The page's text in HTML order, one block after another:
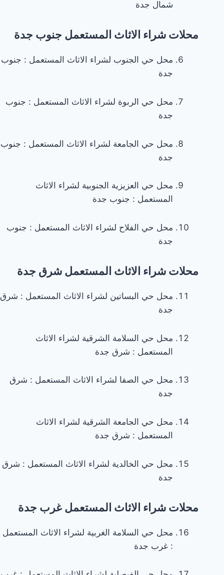
مستعملة
جدة
للإيجار
إخفاء
function()
=
document.querySelectorAll('.custom-
wrapper');
const
=
const
hideBtn
el.querySelector('.hide-
moreTags
=
tags');
hideBtn
moreTags)
{
شمال جدة
محلات شراء الاثاث المستعمل جنوب جدة
محل حي الجنوب لشراء الاثاث المستعمل : جنوب
جدة
محل حي الربوة لشراء الاثاث المستعمل : جنوب
جدة
محل حي الجامعة لشراء الاثاث المستعمل : جنوب
جدة
محل حي العزيزية الجنوبية لشراء الاثاث
المستعمل : جنوب جدة
محل حي الفلاح لشراء الاثاث المستعمل : جنوب
جدة
محلات شراء الاثاث المستعمل شرق جدة
محل حي البساتين لشراء الاثاث المستعمل : شرق
جدة
محل حي السلامة الشرقية لشراء الاثاث
المستعمل : شرق جدة
محل حي الصفا لشراء الاثاث المستعمل : شرق
جدة
محل حي الجامعة الشرقية لشراء الاثاث
المستعمل : شرق جدة
محل حي الخالدية لشراء الاثاث المستعمل : شرق
جدة
محلات شراء الاثاث المستعمل غرب جدة
محل حي السلامة الغربية لشراء الاثاث المستعمل
: غرب جدة